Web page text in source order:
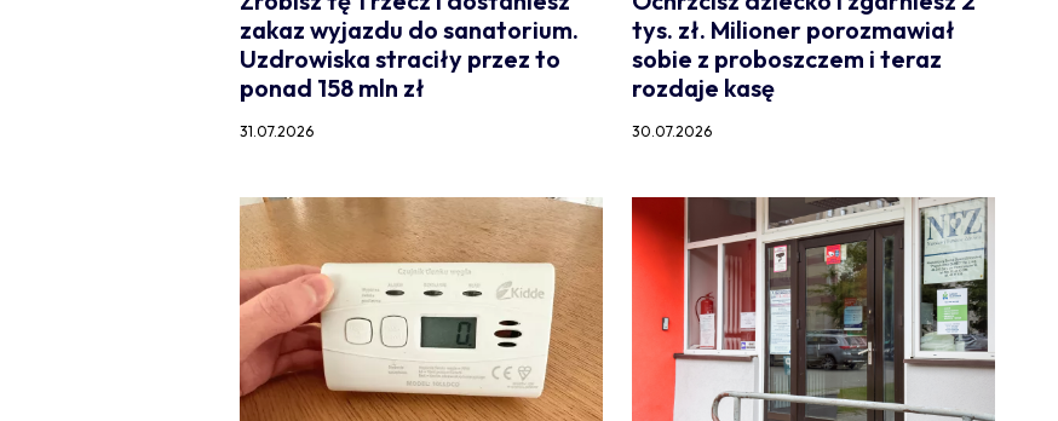
zakaz wyjazdu do sanatorium.
Uzdrowiska straciły przez to
ponad 158 mln zł
31.07.2026
tys. zł. Milioner porozmawiał
sobie z proboszczem i teraz
rozdaje kasę
30.07.2026